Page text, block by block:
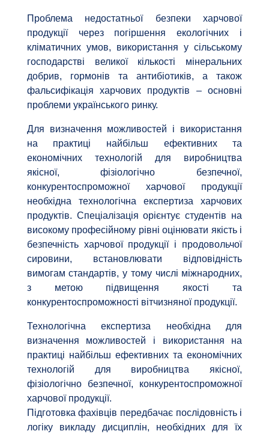
Проблема недостатньої безпеки харчової
продукції через погіршення екологічних і
кліматичних умов, використання у сільському
господарстві великої кількості мінеральних
добрив, гормонів та антибіотиків, а також
фальсифікація харчових продуктів – основні
проблеми українського ринку.
Для визначення можливостей і використання
на практиці найбільш ефективних та
економічних технологій для виробництва
якісної, фізіологічно безпечної,
конкурентоспроможної харчової продукції
необхідна технологічна експертиза харчових
продуктів. Спеціалізація орієнтує студентів на
високому професійному рівні оцінювати якість і
безпечність харчової продукції і продовольчої
сировини, встановлювати відповідність
вимогам стандартів, у тому числі міжнародних,
з метою підвищення якості та
конкурентоспроможності вітчизняної продукції.
Технологічна експертиза необхідна для
визначення можливостей і використання на
практиці найбільш ефективних та економічних
технологій для виробництва якісної,
фізіологічно безпечної, конкурентоспроможної
харчової продукції.
Підготовка фахівців передбачає послідовність і
логіку викладу дисциплін, необхідних для їх